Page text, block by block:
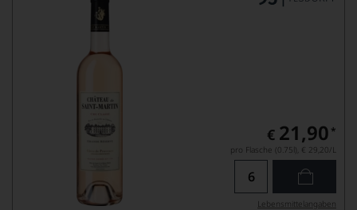
€ 21,90 *
pro Flasche (0.75l), € 29,20/L
Lebensmittel­angaben